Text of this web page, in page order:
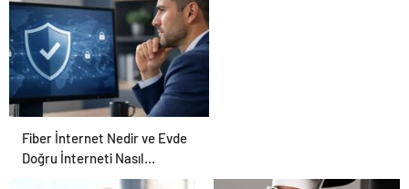
Fiber İnternet Nedir ve Evde
Doğru İnterneti Nasıl